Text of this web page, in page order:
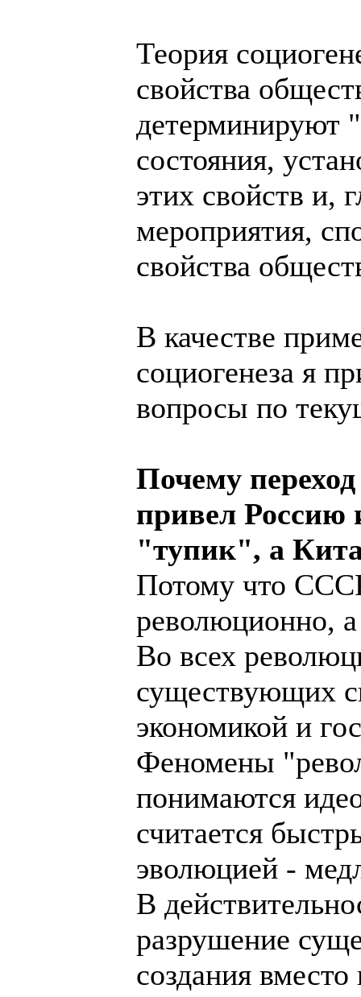
Теория
свойства
детерминируют
состояния,
этих свойств и,
мероприятия,
свойства
В качестве
социогенеза я
вопросы по
Почему
привел
"тупик", а
Потому что
революционно,
Во всех
существующих
экономикой и
Феномены
понимаются
считается
эволюцией -
В
разрушение
создания